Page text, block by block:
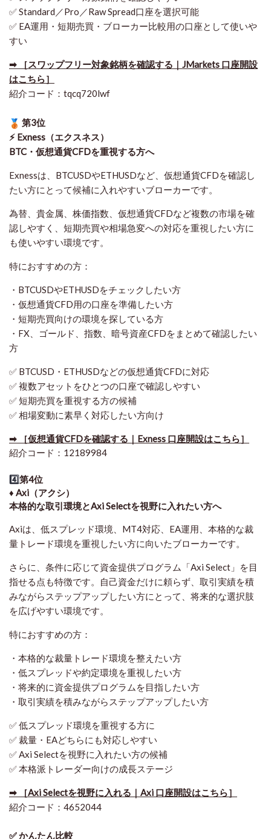
✅ Standard／Pro／Raw Spread口座を選択可能
✅ EA運用・短期売買・ブローカー比較用の口座として使いや
すい
➡ ［スワップフリー対象銘柄を確認する｜JMarkets 口座開設
はこちら］
紹介コード：tqcq720lwf
第3位
⚡ Exness（エクスネス）
BTC・仮想通貨CFDを重視する方へ
Exnessは、BTCUSDやETHUSDなど、仮想通貨CFDを確認し
たい方にとって候補に入れやすいブローカーです。
為替、貴金属、株価指数、仮想通貨CFDなど複数の市場を確
認しやすく、短期売買や相場急変への対応を重視したい方に
も使いやすい環境です。
特におすすめの方：
・BTCUSDやETHUSDをチェックしたい方
・仮想通貨CFD用の口座を準備したい方
・短期売買向けの環境を探している方
・FX、ゴールド、指数、暗号資産CFDをまとめて確認したい
方
✅ BTCUSD・ETHUSDなどの仮想通貨CFDに対応
✅ 複数アセットをひとつの口座で確認しやすい
✅ 短期売買を重視する方の候補
✅ 相場変動に素早く対応したい方向け
➡ ［仮想通貨CFDを確認する｜Exness 口座開設はこちら］
紹介コード：12189984
4️⃣第4位
♦️ Axi（アクシ）
本格的な取引環境とAxi Selectを視野に入れたい方へ
Axiは、低スプレッド環境、MT4対応、EA運用、本格的な裁
量トレード環境を重視したい方に向いたブローカーです。
さらに、条件に応じて資金提供プログラム「Axi Select」を目
指せる点も特徴です。自己資金だけに頼らず、取引実績を積
みながらステップアップしたい方にとって、将来的な選択肢
を広げやすい環境です。
特におすすめの方：
・本格的な裁量トレード環境を整えたい方
・低スプレッドや約定環境を重視したい方
・将来的に資金提供プログラムを目指したい方
・取引実績を積みながらステップアップしたい方
✅ 低スプレッド環境を重視する方に
✅ 裁量・EAどちらにも対応しやすい
✅ Axi Selectを視野に入れたい方の候補
✅ 本格派トレーダー向けの成長ステージ
➡ ［Axi Selectを視野に入れる｜Axi 口座開設はこちら］
紹介コード：4652044
✅ かんたん比較